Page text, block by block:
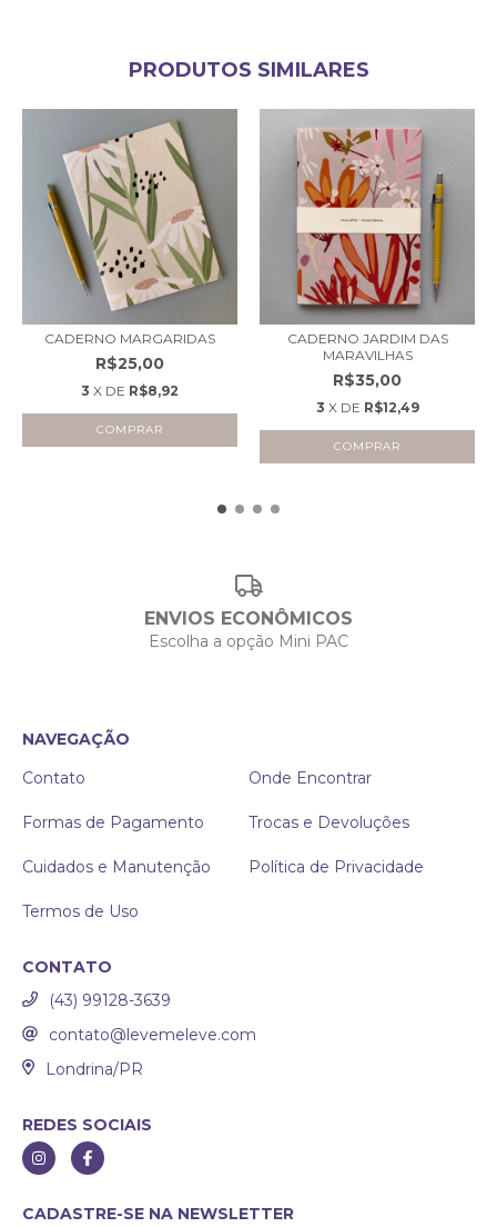
PRODUTOS SIMILARES
CADERNO MARGARIDAS
R$25,00
3 X DE R$8,92
COMPRAR
CADERNO JARDIM DAS
MARAVILHAS
R$35,00
3 X DE R$12,49
COMPRAR
ENVIOS ECONÔMICOS
Escolha a opção Mini PAC
NAVEGAÇÃO
Contato
Onde Encontrar
Formas de Pagamento Trocas e Devoluções
Cuidados e Manutenção Política de Privacidade
Termos de Uso
CONTATO
(43) 99128-3639
contato@levemeleve.com
Londrina/PR
REDES SOCIAIS
CADASTRE-SE NA NEWSLETTER